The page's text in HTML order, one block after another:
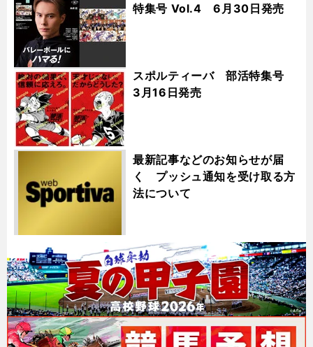
特集号 Vol.4 6月30日発売
スポルティーバ 部活特集号
3月16日発売
最新記事などのお知らせが届
く プッシュ通知を受け取る方
法について